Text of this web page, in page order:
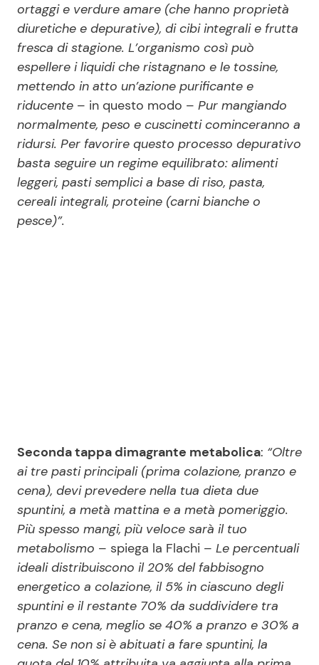
ortaggi e verdure amare (che hanno proprietà
diuretiche e depurative), di cibi integrali e frutta
fresca di stagione. L’organismo così può
espellere i liquidi che ristagnano e le tossine,
mettendo in atto un’azione purificante e
riducente – in questo modo – Pur mangiando
normalmente, peso e cuscinetti cominceranno a
ridursi. Per favorire questo processo depurativo
basta seguire un regime equilibrato: alimenti
leggeri, pasti semplici a base di riso, pasta,
cereali integrali, proteine (carni bianche o
pesce)”.
Seconda tappa dimagrante metabolica: “Oltre
ai tre pasti principali (prima colazione, pranzo e
cena), devi prevedere nella tua dieta due
spuntini, a metà mattina e a metà pomeriggio.
Più spesso mangi, più veloce sarà il tuo
metabolismo – spiega la Flachi – Le percentuali
ideali distribuiscono il 20% del fabbisogno
energetico a colazione, il 5% in ciascuno degli
spuntini e il restante 70% da suddividere tra
pranzo e cena, meglio se 40% a pranzo e 30% a
cena. Se non si è abituati a fare spuntini, la